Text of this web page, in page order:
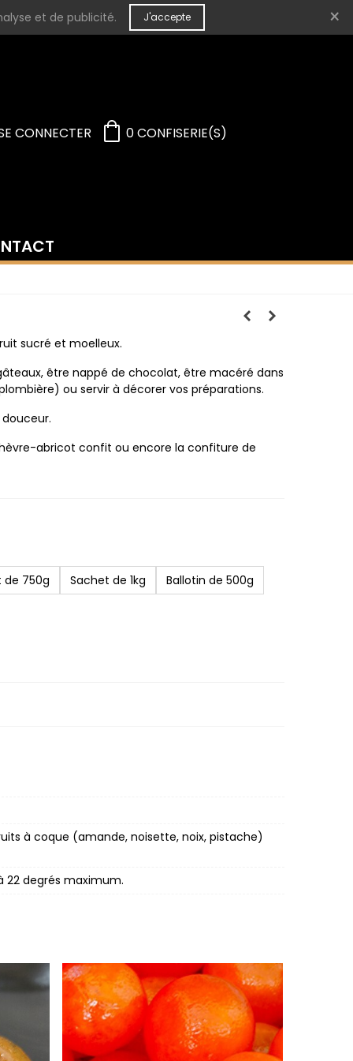
et de publicité. J'accepte ×
CONNECTER 0CONFISERIE(S)
sucré et moelleux.
être nappé de chocolat, être macéré dans
ou servir à décorer vos préparations.
abricot confit ou encore la confiture de
de 750g Sachet de 1kg
Ballotin de 500g
à coque (amande, noisette, noix, pistache)
22 degrés maximum.